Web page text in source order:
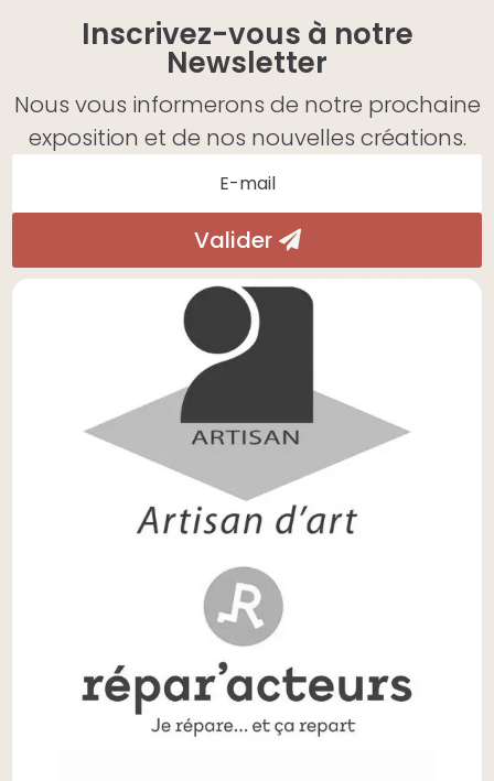
Inscrivez-vous à notre
Newsletter
Nous vous informerons de notre prochaine
exposition et de nos nouvelles créations.
Valider